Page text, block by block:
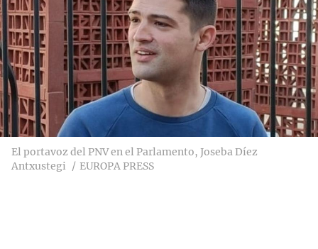
El portavoz del PNV en el Parlamento, Joseba Díez
Antxustegi
EUROPA PRESS